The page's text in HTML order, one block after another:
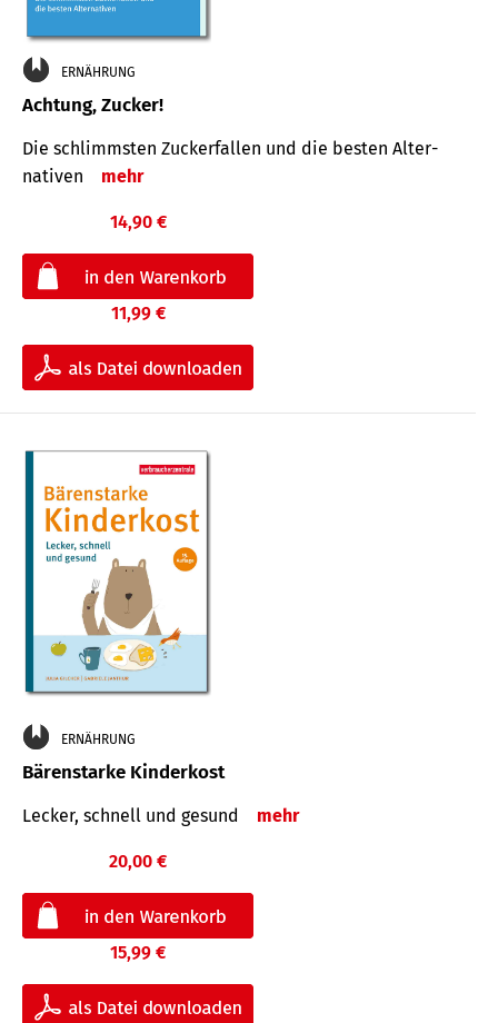
ERNÄHRUNG
Achtung, Zucker!
Die schlimmsten Zucker­fallen und die besten Alter­
nativen
mehr
14,90 €
11,99 €
ERNÄHRUNG
Bärenstarke Kinderkost
Lecker, schnell und gesund mehr
20,00 €
15,99 €